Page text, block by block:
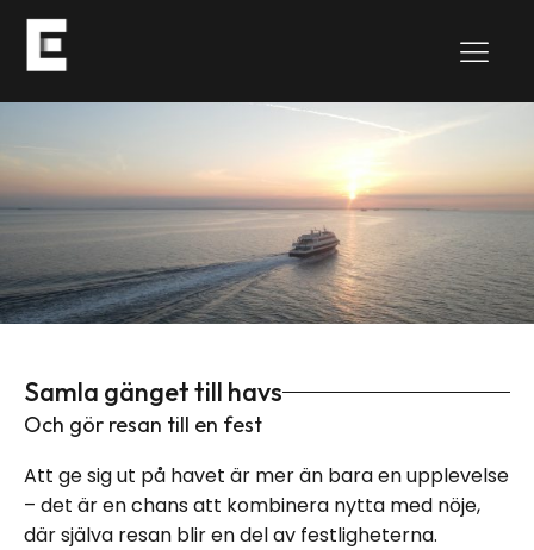
Samla gänget till havs
Och gör resan till en fest
Att ge sig ut på havet är mer än bara en upplevelse
– det är en chans att kombinera nytta med nöje,
där själva resan blir en del av festligheterna.